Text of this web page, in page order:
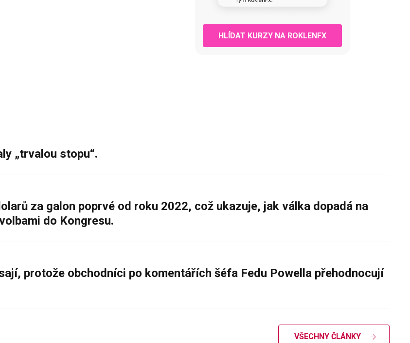
HLÍDAT KURZY NA ROKLENFX
„trvalou stopu“.
za galon poprvé od roku 2022, což ukazuje, jak válka dopadá na
do Kongresu.
protože obchodníci po komentářích šéfa Fedu Powella přehodnocují
VŠECHNY ČLÁNKY